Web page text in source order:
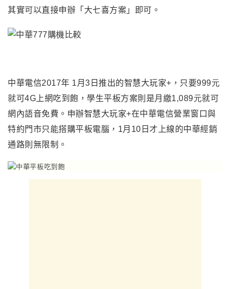
其實可以直接申辦「大七喜方案」即可。
中華電信2017年 1 月 3 日推出的智慧大玩家+ ，只要999元
就可4G 上網吃到飽，學生平板方案則是月繳1,089元就可
網內語音免費。申辦智慧大玩家+在中華電信營業窗口與
特約門市只能搭購平板電腦， 1月 10 日才上線的中華經銷
通路則無限制。